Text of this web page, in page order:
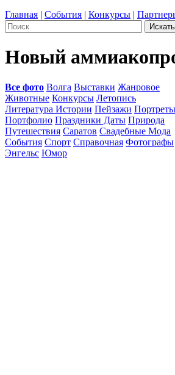
Главная | События | Конкурсы |
Новый
Все фото Волга Выставки Жанровое
Животные Конкурсы Летопись
Литература Истории Пейзажи Портреты
Портфолио Праздники Даты Природа
Путешествия Саратов Свадебные Мода
События Спорт Справочная Фотографы
Энгельс Юмор